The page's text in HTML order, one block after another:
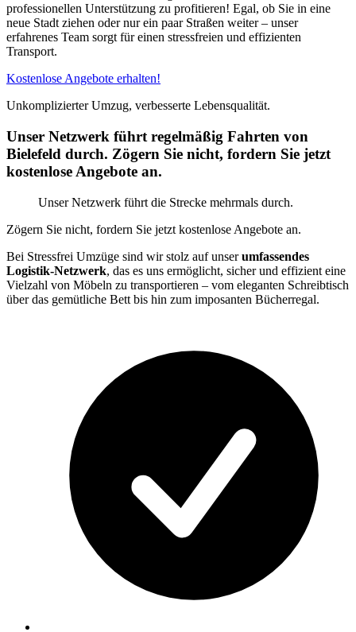
professionellen Unterstützung zu profitieren! Egal, ob Sie in eine
neue Stadt ziehen oder nur ein paar Straßen weiter – unser
erfahrenes Team sorgt für einen stressfreien und effizienten
Transport.
Kostenlose Angebote erhalten!
Unkomplizierter Umzug, verbesserte Lebensqualität.
Unser Netzwerk führt regelmäßig Fahrten von
Bielefeld durch. Zögern Sie nicht, fordern Sie jetzt
kostenlose Angebote an.
Unser Netzwerk führt die Strecke mehrmals durch.
Zögern Sie nicht, fordern Sie jetzt kostenlose Angebote an.
Bei Stressfrei Umzüge sind wir stolz auf unserumfassendes
Logistik-Netzwerk, das es uns ermöglicht, sicher und effizient eine
Vielzahl von Möbeln zu transportieren – vom eleganten Schreibtisch
über das gemütliche Bett bis hin zum imposanten Bücherregal.